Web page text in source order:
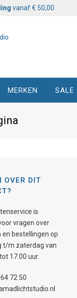
vanaf € 50,00
MERKEN SALE
OVER DIT
is
vragen over
en bestellingen op
t/m zaterdag van
17.00 uur.
72 50